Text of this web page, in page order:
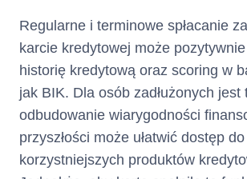
Regularne i terminowe spłacanie
karcie kredytowej może pozytywnie
historię kredytową oraz scoring w
jak BIK. Dla osób zadłużonych jest
odbudowanie wiarygodności
przyszłości może ułatwić dostęp do
korzystniejszych produktów